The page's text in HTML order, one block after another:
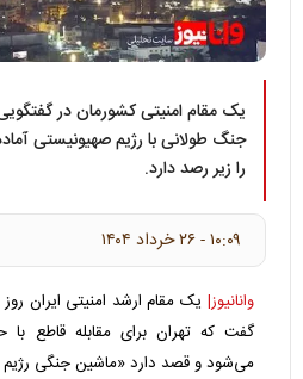
یک مقام امنیتی کشورمان در گفتگویی
جنگ طولانی با رژیم صهیونیستی
را زیر رصد دارد.
۱۰:۰۹ - ۲۶ خرداد ۱۴۰۴
وانانیوز| یک مقام ارشد امنیتی ایران
گفت که تهران برای مقابله قاطع با
می‌شود و قصد دارد «ماشین جنگی رژیم را